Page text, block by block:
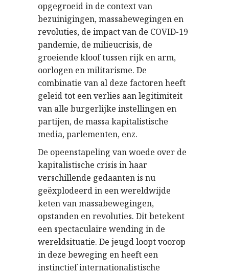
opgegroeid in de context van
bezuinigingen, massabewegingen en
revoluties, de impact van de COVID-19
pandemie, de milieucrisis, de
groeiende kloof tussen rijk en arm,
oorlogen en militarisme. De
combinatie van al deze factoren heeft
geleid tot een verlies aan legitimiteit
van alle burgerlijke instellingen en
partijen, de massa kapitalistische
media, parlementen, enz.
De opeenstapeling van woede over de
kapitalistische crisis in haar
verschillende gedaanten is nu
geëxplodeerd in een wereldwijde
keten van massabewegingen,
opstanden en revoluties. Dit betekent
een spectaculaire wending in de
wereldsituatie. De jeugd loopt voorop
in deze beweging en heeft een
instinctief internationalistische